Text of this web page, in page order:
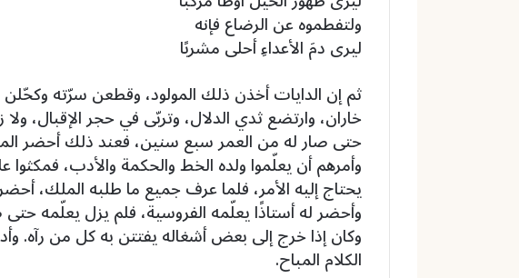
ولتفطموه عن الرضاع فإنه
ليرى دمَ الأعداءِ أحلى مشربًا
ثم إن الدايات أخذن ذلك المولود، وقطعن سرّته
خاران، وارتضع ثدي الدلال، وتربّى في حجر الإقبال،
حتى صار له من العمر سبع سنين، فعند ذلك أحضر
وأمرهم أن يعلّموا ولده الخط والحكمة والأدب،
يحتاج إليه الأمر، فلما عرف جميع ما طلبه الملك،
وأحضر له أستاذًا يعلّمه الفروسية، فلم يزل يعلّمه
وكان إذا خرج إلى بعض أشغاله يفتتن به كل من رآه.
الكلام المباح.